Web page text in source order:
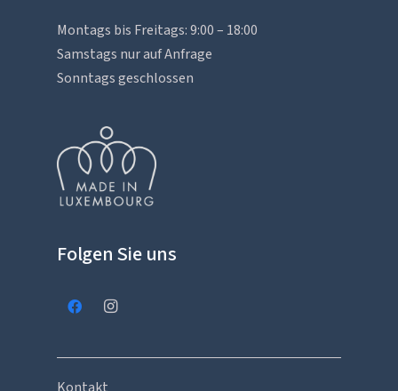
Montags bis Freitags: 9:00 – 18:00
Samstags nur auf Anfrage
Sonntags geschlossen
Folgen Sie uns